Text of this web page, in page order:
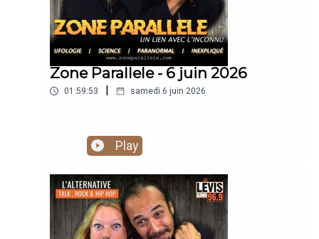
Zone Parallele - 6 juin 2026
01:59:53 samedi 6 juin 2026
Play